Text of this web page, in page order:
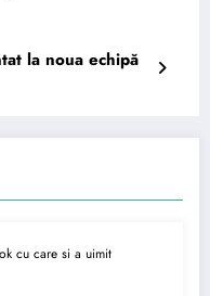
la noua echipă